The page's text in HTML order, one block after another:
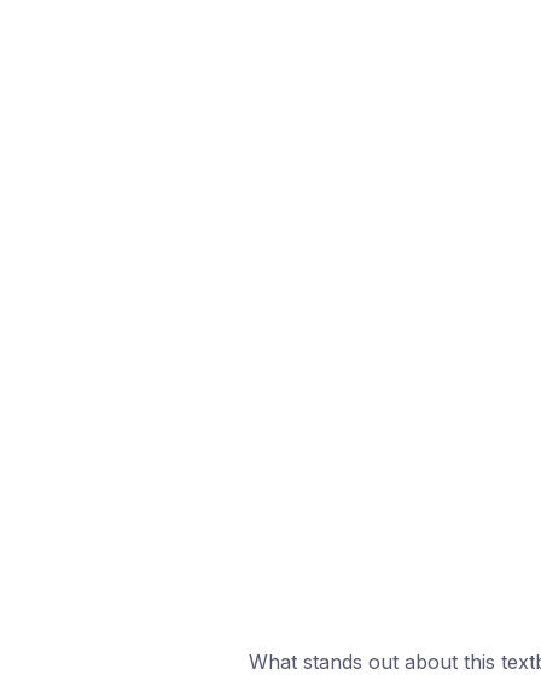
What stands out about this